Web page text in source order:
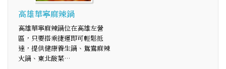
高雄華寧麻辣鍋
高雄華寧麻辣鍋位在高雄左營
區，只要搭乘捷運即可輕鬆抵
達，提供健康養生鍋、鴛鴦麻辣
火鍋、東北酸菜…